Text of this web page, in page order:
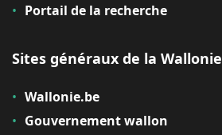
Portail de la recherche
Sites généraux de la Wallonie
Wallonie.be
Gouvernement wallon